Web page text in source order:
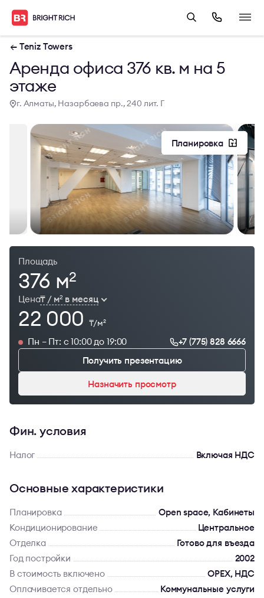
← Teniz Towers
Аренда офиса 376 кв. м на 5
этаже
г. Алматы, Назарбаева пр., 240 лит. Г
Планировка
Площадь
376 м2
Цена₸ / м2в месяц
22 000 ₸/м2
Пн – Пт: с 10:00 до 19:00
+7 (775) 828 6666
Получить презентацию
Назначить просмотр
Фин. условия
Налог Включая НДС
Основные характеристики
Планировка
Open space, Кабинеты
Кондиционирование
Центральное
Отделка
Готово для въезда
Год постройки
2002
В стоимость включено
OPEX, НДС
Оплачивается отдельно
Коммунальные услуги